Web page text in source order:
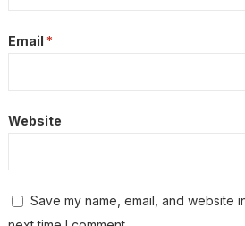
Email *
Website
Save my name, email, and website